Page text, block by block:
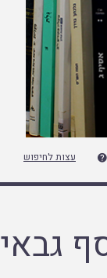
 עצות לחיפוש
גבאי